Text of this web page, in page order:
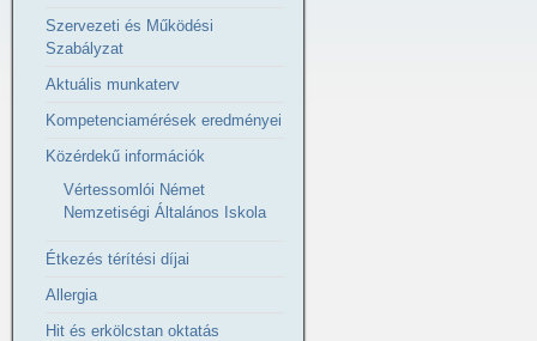
Szervezeti és Működési
Szabályzat
Aktuális munkaterv
Kompetenciamérések eredményei
Közérdekű információk
Vértessomlói Német
Nemzetiségi Általános Iskola
Étkezés térítési díjai
Allergia
Hit és erkölcstan oktatás